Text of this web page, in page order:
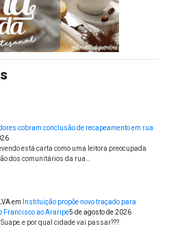
cobram conclusão de recapeamento em rua
está carta como uma leitora preocupada
dos comunitários da rua…
em
Instituição propõe novo traçado para
Francisco ao Araripe5 de agosto de 2026
por qual cidade vai passar???